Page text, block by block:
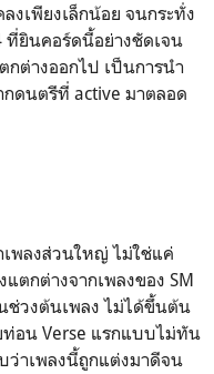
งเพียงเล็กน้อย จนกระทั่ง
ยินคอร์ดนี้อย่างชัดเจน
ต่างออกไป เป็นการนำ
กดนตรีที่ active มาตลอด
พลงส่วนใหญ่ ไม่ใช่แค่
ตกต่างจากเพลงของ SM
ช่วงต้นเพลง ไม่ได้ขึ้นต้น
อน Verse แรกแบบไม่ทัน
ว่าเพลงนี้ถูกแต่งมาดีจน